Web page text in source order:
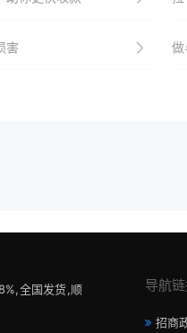
害 做
全国发货,顺
导航
招商